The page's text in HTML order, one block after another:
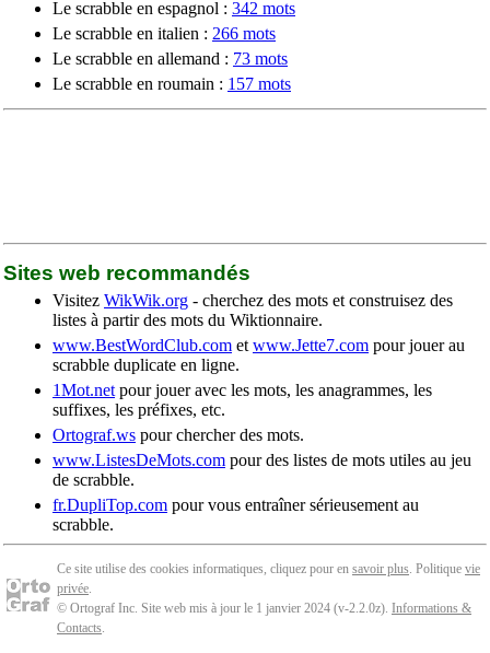
Le scrabble en espagnol : 342 mots
Le scrabble en italien : 266 mots
Le scrabble en allemand : 73 mots
Le scrabble en roumain : 157 mots
Sites web recommandés
Visitez WikWik.org - cherchez des mots et construisez des
listes à partir des mots du Wiktionnaire.
www.BestWordClub.com et www.Jette7.com pour jouer au
scrabble duplicate en ligne.
1Mot.net pour jouer avec les mots, les anagrammes, les
suffixes, les préfixes, etc.
Ortograf.ws pour chercher des mots.
www.ListesDeMots.com pour des listes de mots utiles au jeu
de scrabble.
fr.DupliTop.com pour vous entraîner sérieusement au
scrabble.
Ce site utilise des cookies informatiques, cliquez pour en savoir plus. Politique vie
privée.
© Ortograf Inc. Site web mis à jour le 1 janvier 2024 (v-2.2.0z). Informations &
Contacts.